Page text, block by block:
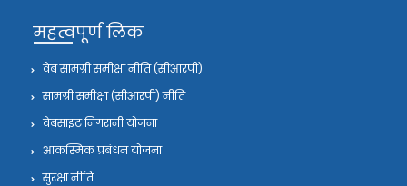
महत्वपूर्ण लिंक
वेब सामग्री समीक्षा नीति (सीआरपी)
सामग्री समीक्षा (सीआरपी) नीति
वेबसाइट निगरानी योजना
आकस्मिक प्रबंधन योजना
सुरक्षा नीति